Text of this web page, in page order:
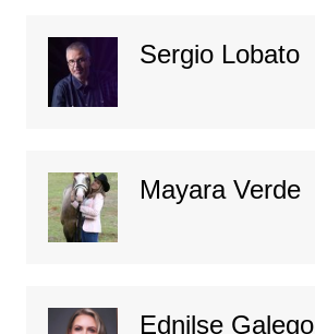
Sergio Lobato
Mayara Verde
Ednilse Galego